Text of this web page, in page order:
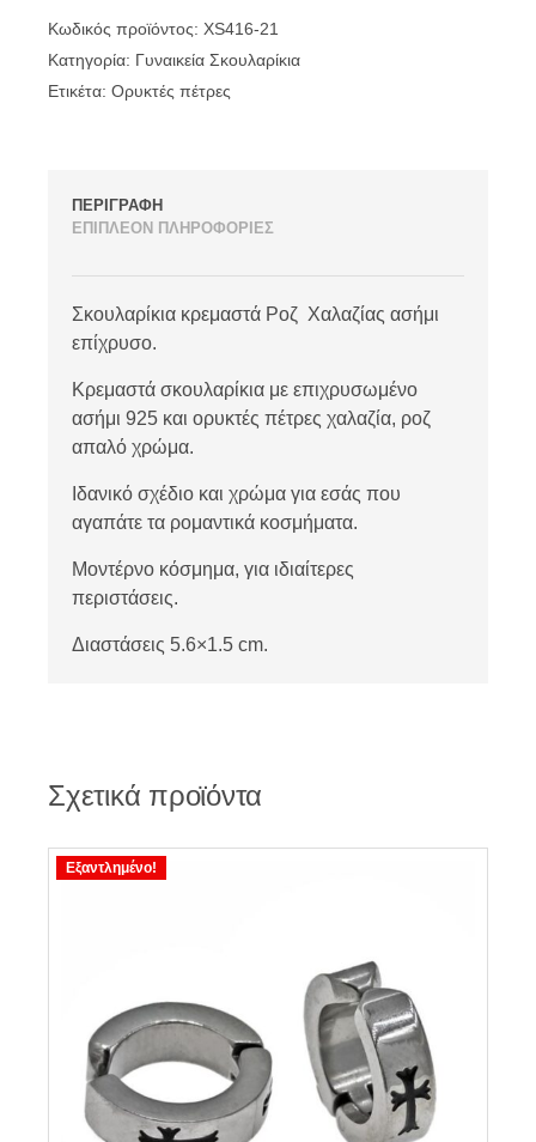
Κωδικός προϊόντος: XS416-21
Κατηγορία: Γυναικεία Σκουλαρίκια
Ετικέτα: Ορυκτές πέτρες
ΠΕΡΙΓΡΑΦΗ
ΕΠΙΠΛΕΟΝ ΠΛΗΡΟΦΟΡΙΕΣ
Σκουλαρίκια κρεμαστά Ροζ Χαλαζίας ασήμι
επίχρυσο.
Κρεμαστά σκουλαρίκια με επιχρυσωμένο
ασήμι 925 και ορυκτές πέτρες χαλαζία, ροζ
απαλό χρώμα.
Ιδανικό σχέδιο και χρώμα για εσάς που
αγαπάτε τα ρομαντικά κοσμήματα.
Μοντέρνο κόσμημα, για ιδιαίτερες
περιστάσεις.
Διαστάσεις 5.6×1.5 cm.
Σχετικά προϊόντα
Εξαντλημένο!